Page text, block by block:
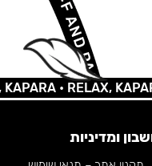
•RELAX, KAPARA •
ומדיניות